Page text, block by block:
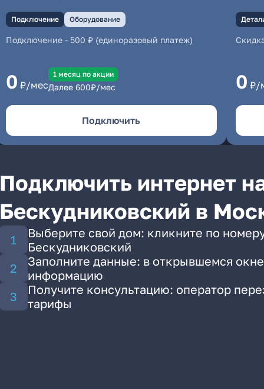
Подключение Оборудование
Подключение- 500 ₽ (единоразовый платеж)
0 ₽/мес
1 месяц по акции
Далее 600₽/мес
Подключить
0 ₽/
Подключить интернет
Бескудниковский в
Выберите свой дом: кликните по
Бескудниковский
Заполните данные: в открывшемся
информацию
Получите консультацию: оператор
тарифы